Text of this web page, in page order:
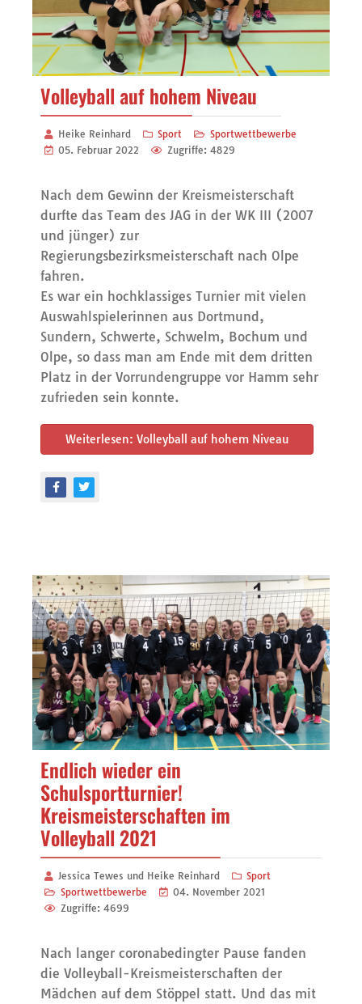
Volleyball auf hohem Niveau
Heike Reinhard Sport
Sportwettbewerbe
05. Februar 2022
Zugriffe: 4829
Nach dem Gewinn der Kreismeisterschaft
durfte das Team des JAG in der WK III (2007
und jünger) zur
Regierungsbezirksmeisterschaft nach Olpe
fahren.
Es war ein hochklassiges Turnier mit vielen
Auswahlspielerinnen aus Dortmund,
Sundern, Schwerte, Schwelm, Bochum und
Olpe, so dass man am Ende mit dem dritten
Platz in der Vorrundengruppe vor Hamm sehr
zufrieden sein konnte.
Weiterlesen: Volleyball auf hohem Niveau
Endlich wieder ein
Schulsportturnier!
Kreismeisterschaften im
Volleyball 2021
Jessica Tewes und Heike Reinhard
Sport
Sportwettbewerbe
04. November 2021
Zugriffe: 4699
Nach langer coronabedingter Pause fanden
die Volleyball-Kreismeisterschaften der
Mädchen auf dem Stöppel statt. Und das mit